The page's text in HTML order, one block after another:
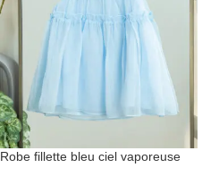
Robe fillette bleu ciel vaporeuse